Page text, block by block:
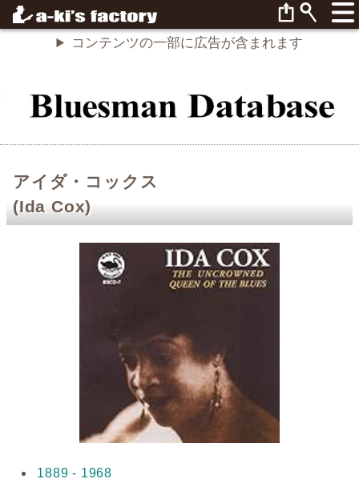
アイダ・コックス
(Ida Cox)
1889 - 1968
コンテンツの一部に広告が含まれます